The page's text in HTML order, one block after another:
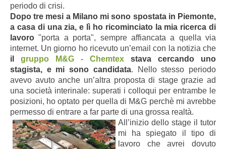
periodo di crisi.
Dopo tre mesi a Milano mi sono spostata in Piemonte,
a casa di una zia, e lì ho ricominciato la mia ricerca di
lavoro "porta a porta", sempre affiancata a quella via
internet. Un giorno ho ricevuto un’email con la notizia che
il gruppo M&G - Chemtex stava cercando uno
stagista, e mi sono candidata. Nello stesso periodo
avevo avuto anche un’altra proposta di stage grazie ad
una società interinale: superati i colloqui per entrambe le
posizioni, ho optato per quella di M&G perchè mi avrebbe
permesso di entrare a far parte di una grossa realtà.
All’inizio dello stage il tutor
mi ha spiegato il tipo di
lavoro che avrei dovuto